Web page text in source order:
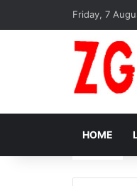
Friday, 7
HOME